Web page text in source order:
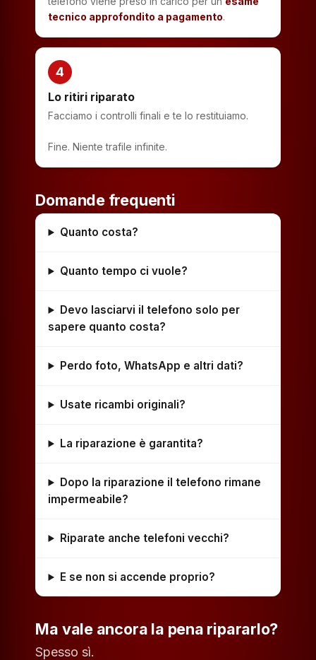
tecnico approfondito a pagamento.
4
Lo ritiri riparato
Facciamo i controlli finali e te lo restituiamo.
Fine. Niente trafile infinite.
Domande frequenti
Quanto costa?
Quanto tempo ci vuole?
Devo lasciarvi il telefono solo per
sapere quanto costa?
Perdo foto, WhatsApp e altri dati?
Usate ricambi originali?
La riparazione è garantita?
Dopo la riparazione il telefono rimane
impermeabile?
Riparate anche telefoni vecchi?
E se non si accende proprio?
Ma vale ancora la pena ripararlo?
Spesso sì.